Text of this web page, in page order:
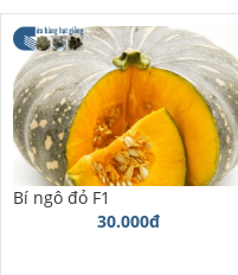
Bí ngô đỏ F1
30.000đ